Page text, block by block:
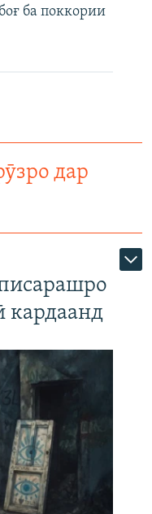
ба поккории
дар
кардаанд